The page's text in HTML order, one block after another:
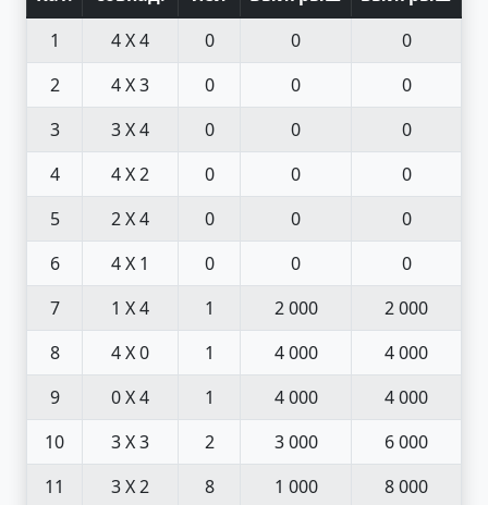
1
4 X 4 0 0
0
2
4 X 3 0 0
0
3
3 X 4 0 0
0
4
4 X 2 0 0
0
5
2 X 4 0 0
0
6
4 X 1 0 0
0
7
1 X 4 1 2 000
2 000
8
4 X 0 1 4 000
4 000
9
0 X 4 1 4 000
4 000
10
3 X 3 2 3 000
6 000
11
3 X 2 8 1 000 8 000